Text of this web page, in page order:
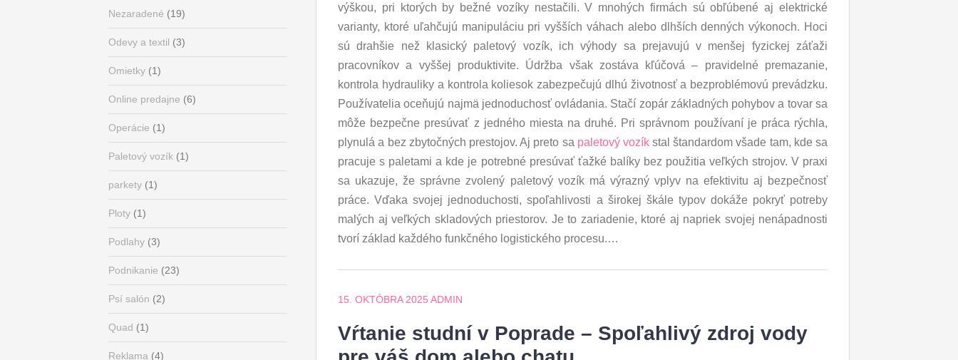
výškou, pri ktorých by bežné vozíky nestačili. V mnohých firmách sú obľúbené aj elektrické
varianty, ktoré uľahčujú manipuláciu pri vyšších váhach alebo dlhších denných výkonoch. Hoci
sú drahšie než klasický paletový vozík, ich výhody sa prejavujú v menšej fyzickej záťaži
pracovníkov a vyššej produktivite. Údržba však zostáva kľúčová – pravidelné premazanie,
kontrola hydrauliky a kontrola koliesok zabezpečujú dlhú životnosť a bezproblémovú prevádzku.
Používatelia oceňujú najmä jednoduchosť ovládania. Stačí zopár základných pohybov a tovar sa
môže bezpečne presúvať z jedného miesta na druhé. Pri správnom používaní je práca rýchla,
plynulá a bez zbytočných prestojov. Aj preto sa paletový vozíkstal štandardom všade tam, kde sa
pracuje s paletami a kde je potrebné presúvať ťažké balíky bez použitia veľkých strojov. V praxi
sa ukazuje, že správne zvolený paletový vozík má výrazný vplyv na efektivitu aj bezpečnosť
práce. Vďaka svojej jednoduchosti, spoľahlivosti a širokej škále typov dokáže pokryť potreby
malých aj veľkých skladových priestorov. Je to zariadenie, ktoré aj napriek svojej nenápadnosti
tvorí základ každého funkčného logistického procesu.…
15. OKTÓBRA 2025 ADMIN
Vŕtanie studní v Poprade – Spoľahlivý zdroj vody
Nezaradené (19)
Odevy a textil (3)
Omietky (1)
Online predajne (6)
Operácie (1)
Paletový vozík (1)
parkety (1)
Ploty (1)
Podlahy (3)
Podnikanie (23)
Psí salón (2)
Quad (1)
Reklama (4)